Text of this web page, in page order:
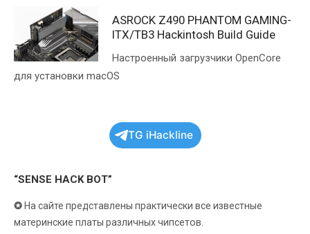
ASROCK Z490 PHANTOM GAMING-
ITX/TB3 Hackintosh Build Guide
Настроенный загрузчики OpenCore
для установки macOS
TG iHackline
“SENSE HACK BOT”
✪ На сайте представлены практически все известные
материнские платы различных чипсетов.